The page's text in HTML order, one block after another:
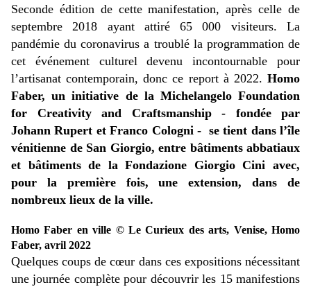
Seconde édition de cette manifestation, après celle de
septembre 2018 ayant attiré 65 000 visiteurs. La
pandémie du coronavirus a troublé la programmation de
cet événement culturel devenu incontournable pour
l’artisanat contemporain, donc ce report à 2022. Homo
Faber, un initiative de la Michelangelo Foundation
for Creativity and Craftsmanship - fondée par
Johann Rupert et Franco Cologni - se tient dans l’île
vénitienne de San Giorgio, entre bâtiments abbatiaux
et bâtiments de la Fondazione Giorgio Cini avec,
pour la première fois, une extension, dans de
nombreux lieux de la ville.
Homo Faber en ville © Le Curieux des arts, Venise, Homo
Faber, avril 2022
Quelques coups de cœur dans ces expositions nécessitant
une journée complète pour découvrir les 15 manifestions